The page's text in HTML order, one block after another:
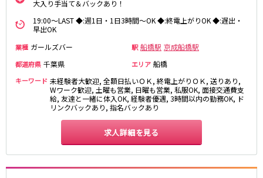
大入り手当て＆バックあり！
19:00～LAST ◆:週1日・1日3時間～OK ◆:終電上がりOK ◆:遅出・
早出OK
業種 ガールズバー 駅 船橋駅 京成船橋駅
都道府県 千葉県 エリア 船橋
キーワード 未経験者大歓迎, 全額日払いＯＫ, 終電上がりＯＫ, 送りあり,
Wワーク歓迎, 土曜も営業, 日曜も営業, 私服OK, 面接交通費支
給, 友達と一緒に体入OK, 経験者優遇, 3時間以内の勤務OK, ド
リンクバックあり, 指名バックあり
求人詳細を見る
横浜駅
渋谷駅
武蔵小杉駅
中目黒駅
自由が丘駅
新丸子駅
学芸大学駅
綱島駅
祐天寺駅
元住吉駅
日吉駅
菊名駅
東急目黒線
武蔵小杉駅
新丸子駅
目黒駅
武蔵小山駅
日吉駅